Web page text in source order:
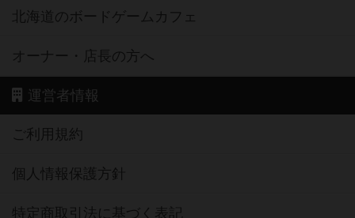
北海道のボードゲームカフェ
オーナー・店長の方へ
運営者情報
ご利用規約
個人情報保護方針
特定商取引法に基づく表記